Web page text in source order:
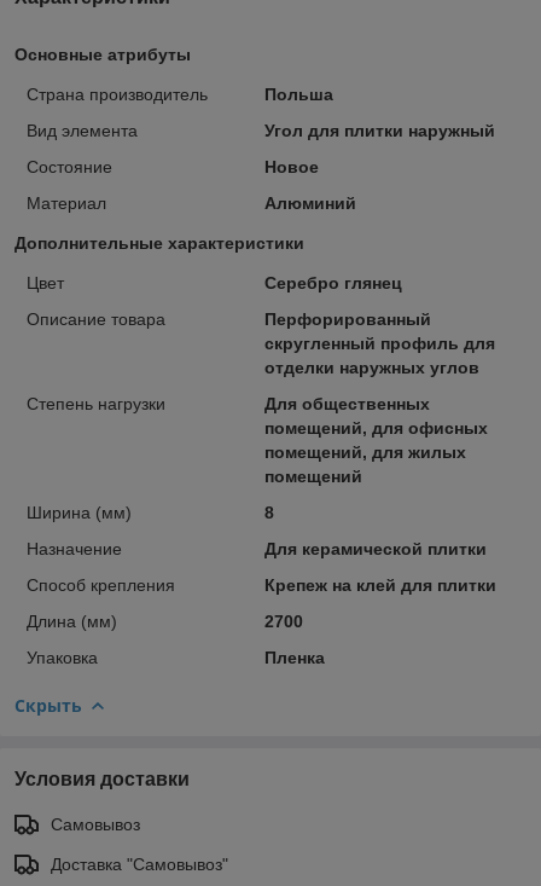
Основные атрибуты
Страна производитель
Польша
Вид элемента
Угол для плитки наружный
Состояние
Новое
Материал
Алюминий
Дополнительные характеристики
Цвет
Серебро глянец
Описание товара
Перфорированный
скругленный профиль для
отделки наружных углов
Степень нагрузки
Для общественных
помещений, для офисных
помещений, для жилых
помещений
Ширина (мм)
8
Назначение
Для керамической плитки
Способ крепления
Крепеж на клей для плитки
Длина (мм)
2700
Упаковка
Пленка
Скрыть
Условия доставки
Самовывоз
Доставка "Самовывоз"